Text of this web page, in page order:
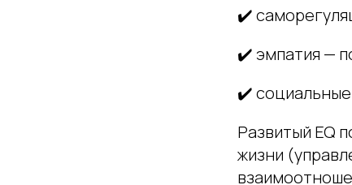
✔️
✔️ эмпатия —
✔️
Развитый EQ
жизни